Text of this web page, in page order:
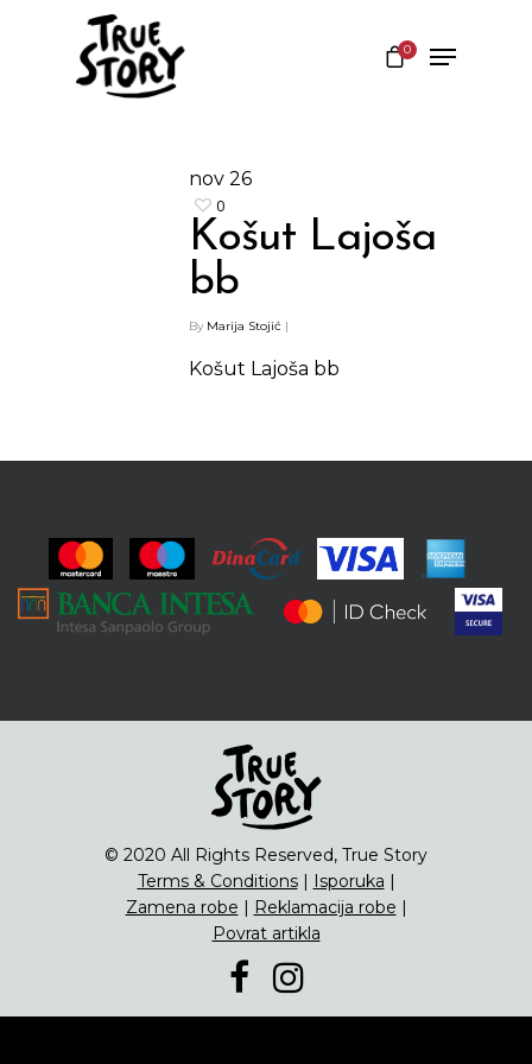
0
nov 26
0
Košut Lajoša
bb
By Marija Stojić |
Košut Lajoša bb
© 2020 All Rights Reserved, True Story
Terms & Conditions| Isporuka |
Zamena robe | Reklamacija robe |
Povrat artikla
Protein barovi
Čipsevi
Sušeno Voće
Paketi proizvoda
ENG